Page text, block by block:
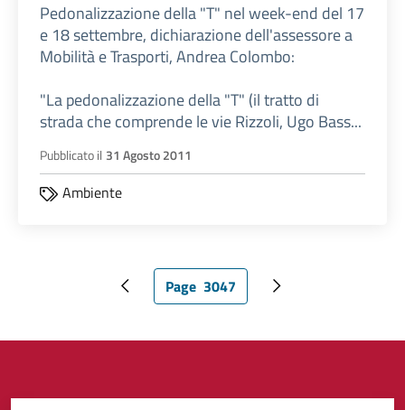
Pedonalizzazione della "T" nel week-end del 17
e 18 settembre, dichiarazione dell'assessore a
Mobilità e Trasporti, Andrea Colombo:
"La pedonalizzazione della "T" (il tratto di
strada che comprende le vie Rizzoli, Ugo Bass...
Pubblicato il 31 Agosto 2011
Ambiente
Pagina precedentePagina attuale
Page 3047 Pagina successiva